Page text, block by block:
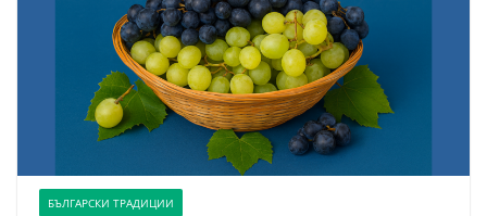
БЪЛГАРСКИ ТРАДИЦИИ